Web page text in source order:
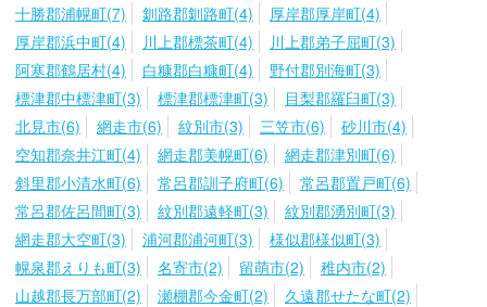
十勝郡浦幌町(7)
釧路郡釧路町(4)
厚岸郡厚岸町(4)
厚岸郡浜中町(4)
川上郡標茶町(4)
川上郡弟子屈町(3)
阿寒郡鶴居村(4)
白糠郡白糠町(4)
野付郡別海町(3)
標津郡中標津町(3)
標津郡標津町(3)
目梨郡羅臼町(3)
北見市(6)
網走市(6) 紋別市(3) 三笠市(6)
砂川市(4)
空知郡奈井江町(4)
網走郡美幌町(6)
網走郡津別町(6)
斜里郡小清水町(6)
常呂郡訓子府町(6)
常呂郡置戸町(6)
常呂郡佐呂間町(3)
紋別郡遠軽町(3)
紋別郡湧別町(3)
網走郡大空町(3)
浦河郡浦河町(3)
様似郡様似町(3)
幌泉郡えりも町(3)
名寄市(2) 留萌市(2)
稚内市(2)
山越郡長万部町(2)
瀬棚郡今金町(2)
久遠郡せたな町(2)